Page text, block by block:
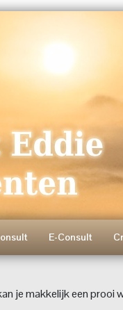
E-Consult
je makkelijk een prooi